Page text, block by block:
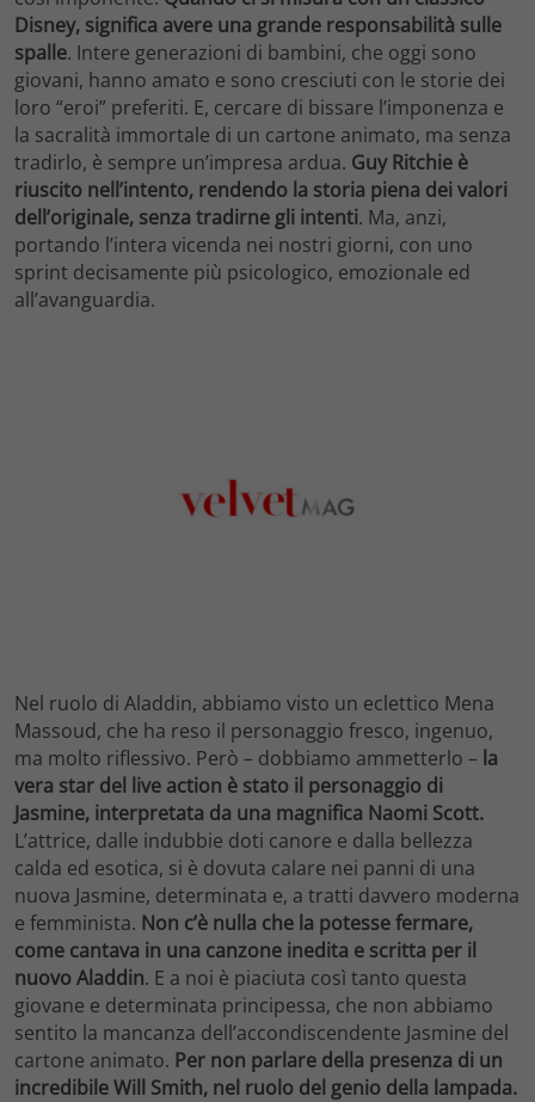
Disney, significa avere una grande responsabilità sulle
spalle. Intere generazioni di bambini, che oggi sono
giovani, hanno amato e sono cresciuti con le storie dei
loro “eroi” preferiti. E, cercare di bissare l’imponenza e
la sacralità immortale di un cartone animato, ma senza
tradirlo, è sempre un’impresa ardua. Guy Ritchie è
riuscito nell’intento, rendendo la storia piena dei valori
dell’originale, senza tradirne gli intenti. Ma, anzi,
portando l’intera vicenda nei nostri giorni, con uno
sprint decisamente più psicologico, emozionale ed
all’avanguardia.
Nel ruolo di Aladdin, abbiamo visto un eclettico Mena
Massoud, che ha reso il personaggio fresco, ingenuo,
ma molto riflessivo. Però – dobbiamo ammetterlo – la
vera star del live action è stato il personaggio di
Jasmine, interpretata da una magnifica Naomi Scott.
L’attrice, dalle indubbie doti canore e dalla bellezza
calda ed esotica, si è dovuta calare nei panni di una
nuova Jasmine, determinata e, a tratti davvero moderna
e femminista. Non c’è nulla che la potesse fermare,
come cantava in una canzone inedita e scritta per il
nuovo Aladdin. E a noi è piaciuta così tanto questa
giovane e determinata principessa, che non abbiamo
sentito la mancanza dell’accondiscendente Jasmine del
cartone animato. Per non parlare della presenza di un
incredibile Will Smith, nel ruolo del genio della lampada.